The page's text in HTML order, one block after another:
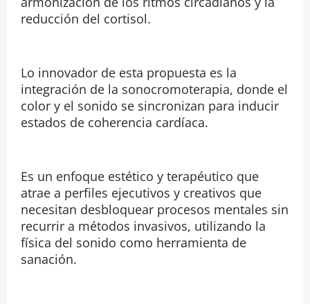
reducción del cortisol.
Lo innovador de esta propuesta es la
integración de la sonocromoterapia, donde el
color y el sonido se sincronizan para inducir
estados de coherencia cardíaca.
Es un enfoque estético y terapéutico que
atrae a perfiles ejecutivos y creativos que
necesitan desbloquear procesos mentales sin
recurrir a métodos invasivos, utilizando la
física del sonido como herramienta de
sanación.